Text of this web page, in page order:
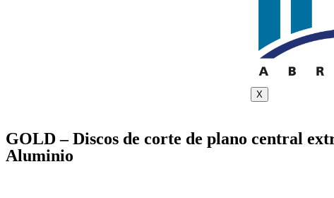
X
GOLD – Discos de corte de plano central
Aluminio